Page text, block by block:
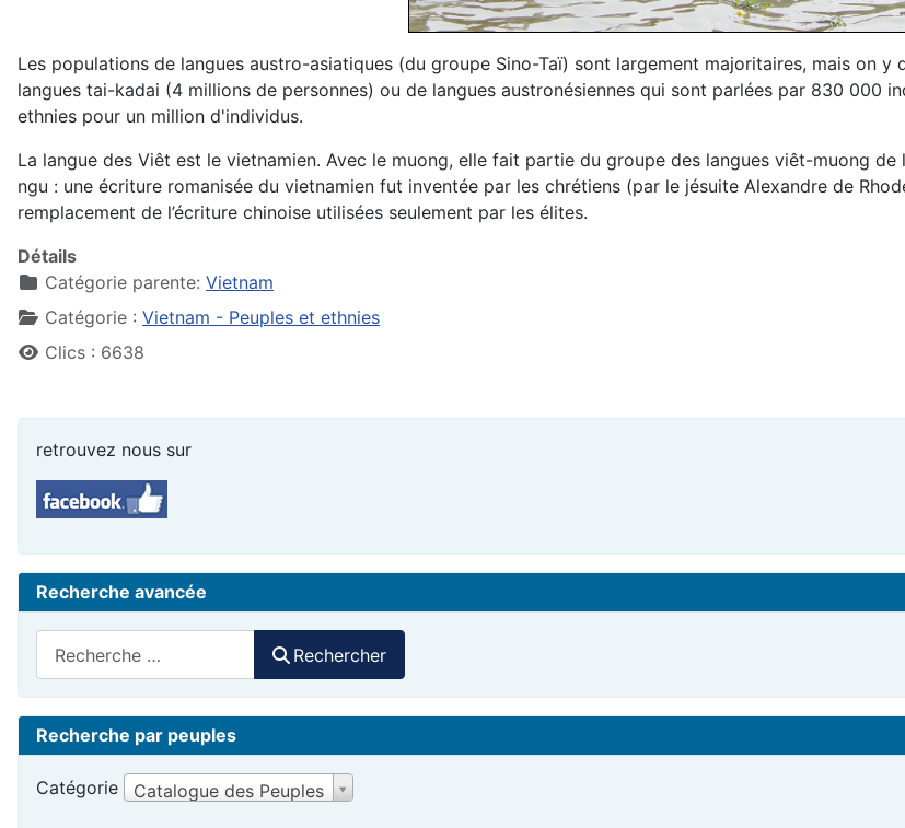
Les populations de langues austro-asiatiques (du groupe Sino-Taï) sont largement majoritaires, mais on
langues tai-kadai (4 millions de personnes) ou de langues austronésiennes qui sont parlées par 830 000
ethnies pour un million d'individus.
La langue des Viêt est le vietnamien. Avec le muong, elle fait partie du groupe des langues viêt-muong
ngu : une écriture romanisée du vietnamien fut inventée par les chrétiens (par le jésuite Alexandre de
remplacement de l’écriture chinoise utilisées seulement par les élites.
Détails
Catégorie parente: Vietnam
Catégorie : Vietnam - Peuples et ethnies
Clics : 6638
retrouvez nous sur
Recherche avancée
Rechercher
Recherche par peuples
Catégorie Catalogue des Peuples